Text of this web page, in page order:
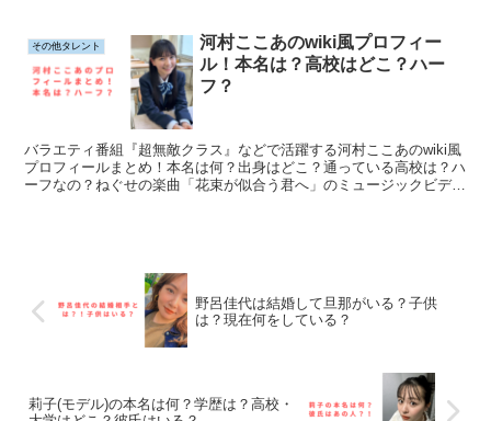
その他タレント
河村ここあのwiki風プロフィー
ル！本名は？高校はどこ？ハー
フ？
バラエティ番組『超無敵クラス』などで活躍する河村ここあのwiki風
プロフィールまとめ！本名は何？出身はどこ？通っている高校は？ハ
ーフなの？ねぐせの楽曲「花束が似合う君へ」のミュージックビデオ
野呂佳代は結婚して旦那がいる？子供
は？現在何をしている？
莉子(モデル)の本名は何？学歴は？高校・